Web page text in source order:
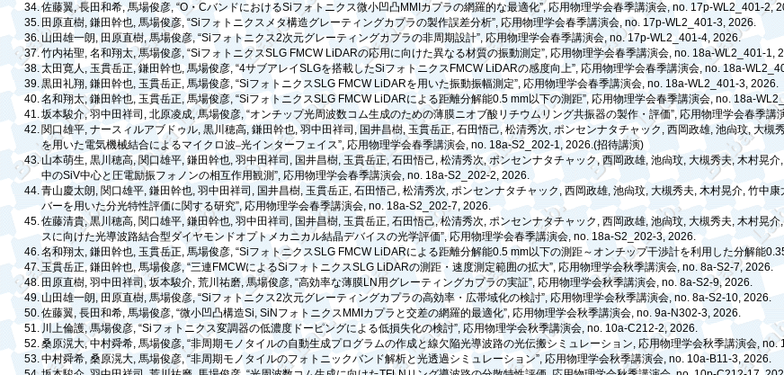
34.佐藤翼,長田和希,馬場俊彦, “O・CバンドにおけるSiフォトニクス微小凹凸MMIカプラの網羅的な最適化”,応用物理学会春季講演会, no. 17p-WL2_401-2,
35.田原直樹,鎌田幹也,馬場俊彦, “Siフォトニクスメタ構造グレーティングカプラの製作誤差分析”, 応用物理学会春季講演会, no. 17p-WL2_401-3, 2026.
36.山田雄一朗,田原直樹,馬場俊彦, “Siフォトニクス2次元グレーティングカプラの非周期設計”,応用物理学会春季講演会, no. 17p-WL2_401-4, 2026.
37.竹内祐聖,名和翔太,馬場俊彦, “SiフォトニクスSLG FMCW LiDARの応用に向けた異なる材質の振動測定”, 応用物理学会春季講演会, no. 18a-WL2_401-1,
38.太田寛人,玉貫岳正,鎌田幹也,馬場俊彦, “4サブアレイSLGを搭載したSiフォトニクスFMCW LiDARの感度向上”,応用物理学会春季講演会, no. 18a-
39.黒田礼翔,鎌田幹也, 玉貫岳正,馬場俊彦, “SiフォトニクスSLG FMCW LiDARを用いた振動振幅測定”, 応用物理学会春季講演会, no. 18a-WL2_401-3, 2026.
40.名和翔太,鎌田幹也, 玉貫岳正,馬場俊彦, “SiフォトニクスSLG FMCW LiDARによる距離分解能0.5 mm以下の測距”,応用物理学会春季講演会, no. 18a-
41.坂本駿介,羽中田祥司 ,北原凌成,馬場俊彦, “オンチップ光周波数コム生成のための薄膜ニオブ酸リチウムリング共振器の製作・評価”,応用物理学会春季講
42. 関口雄平,ナースィルアブドゥル,黒川穂高,鎌田幹也,羽中田祥司 , 国井昌樹, 玉貫岳正,石田悟己,松清秀次,ポンセンナタチャック ,西岡政雄,池尙玟,大槻
を用いた電気機械結合によるマイクロ波–光インターフェイス”, 応用物理学会春季講演会, no. 18a-S2_202-1, 2026.(招待講演)
43.山本萌生,黒川穂高,関口雄平,鎌田幹也,羽中田祥司 , 国井昌樹, 玉貫岳正,石田悟己,松清秀次,ポンセンナタチャック,西岡政雄,池尙玟,大槻秀夫,木村晃介
中のSiV中心と圧電励振フォノンの相互作用観測”, 応用物理学会春季講演会, no. 18a-S2_202-2, 2026.
44.青山慶太朗,関口雄平,鎌田幹也,羽中田祥司 , 国井昌樹, 玉貫岳正,石田悟己,松清秀次,ポンセンナタチャック,西岡政雄,池尙玟,大槻秀夫,木村晃介,竹中康
バーを用いた分光特性評価に関する研究”,応用物理学会春季講演会, no. 18a-S2_202-7, 2026.
45.佐藤清貴,黒川穂高, 関口雄平,鎌田幹也,羽中田祥司 , 国井昌樹, 玉貫岳正,石田悟己,松清秀次,ポンセンナタチャック ,西岡政雄,池尙玟,大槻秀夫,木村晃介
スに向けた光導波路結合型ダイヤモンドオプトメカニカル結晶デバイスの光学評価”,応用物理学会春季講演会, no. 18a-S2_202-3, 2026.
46.名和翔太,鎌田幹也, 玉貫岳正,馬場俊彦, “SiフォトニクスSLG FMCW LiDARによる距離分解能0.5 mm以下の測距～オンチップ干渉計を利用した分解能
47.玉貫岳正,鎌田幹也,馬場俊彦, “三連 FMCWによるSiフォトニクスSLG LiDARの測距・速度測定範囲の拡大”,応用物理学会秋季講演会, no. 8a-S2-7, 2026.
48. 田原直樹,羽中田祥司,坂本駿介,荒川祐磨,馬場俊彦, “高効率な薄膜LN用グレーティングカプラの実証”, 応用物理学会秋季講演会, no. 8a-S2-9, 2026.
49.山田雄一朗,田原直樹,馬場俊彦, “Siフォトニクス2次元グレーティングカプラの高効率・広帯域化の検討”,応用物理学会秋季講演会, no. 8a-S2-10, 2026.
50.佐藤翼,長田和希,馬場俊彦, “微小凹凸構造Si, SiN フォトニクス MMI カプラと交差の網羅的最適化”, 応用物理学会秋季講演会, no. 9a-N302-3, 2026.
51. 川上倫護,馬場俊彦, “Siフォトニクス変調器の低濃度ドーピングによる低損失化の検討”, 応用物理学会秋季講演会, no. 10a-C212-2, 2026.
52.桑原滉大,中村舜希,馬場俊彦, “非周期モノタイルの自動生成プログラムの作成と線欠陥光導波路の光伝搬シミュレーション,応用物理学会秋季講演会, no.
53.中村舜希,桑原滉大,馬場俊彦, “非周期モノタイルのフォトニックバンド解析と光透過シミュレーション”, 応用物理学会秋季講演会, no. 10a-B11-3, 2026.